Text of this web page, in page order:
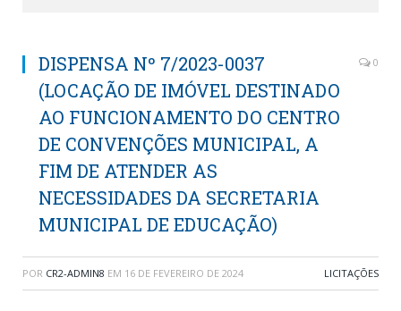
DISPENSA Nº 7/2023-0037
(LOCAÇÃO DE IMÓVEL DESTINADO
AO FUNCIONAMENTO DO CENTRO
DE CONVENÇÕES MUNICIPAL, A
FIM DE ATENDER AS
NECESSIDADES DA SECRETARIA
MUNICIPAL DE EDUCAÇÃO)
0
POR CR2-ADMIN8 EM 16 DE FEVEREIRO DE 2024 LICITAÇÕES